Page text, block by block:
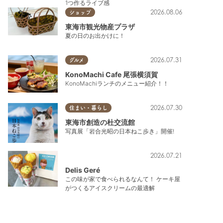
1つ作るライブ感
ショップ 2026.08.06
東海市観光物産プラザ
夏の日のお出かけに！
グルメ 2026.07.31
KonoMachi Cafe 尾張横須賀
KonoMachiランチのメニュー紹介！！
住まい・暮らし 2026.07.30
東海市創造の杜交流館
写真展「岩合光昭の日本ねこ歩き」開催!
2026.07.21
Delis Geré
この味が家で食べられるなんて！ ケーキ屋
がつくるアイスクリームの最適解